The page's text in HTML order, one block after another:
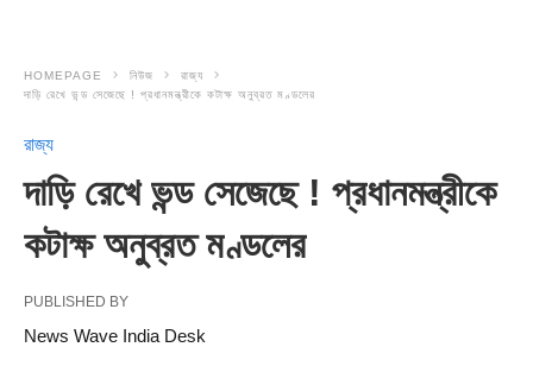
HOMEPAGE নিউজ
রাজ্য
দাড়ি রেখে ভন্ড সেজেছে ! প্রধানমন্ত্রীকে কটাক্ষ অনুব্রত মণ্ডলের
রাজ্য
দাড়ি রেখে ভন্ড সেজেছে ! প্রধানমন্ত্রীকে
কটাক্ষ অনুব্রত মণ্ডলের
PUBLISHED BY
News Wave India Desk